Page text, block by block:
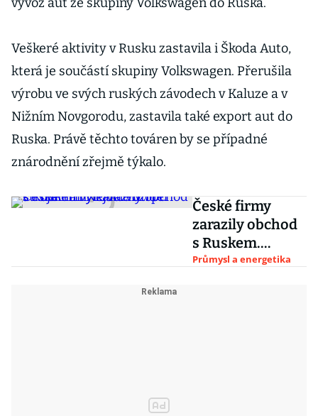
Veškeré aktivity v Rusku zastavila i Škoda Auto,
která je součástí skupiny Volkswagen. Přerušila
výrobu ve svých ruských závodech v Kaluze a v
Nižním Novgorodu, zastavila také export aut do
Ruska. Právě těchto továren by se případné
znárodnění zřejmě týkalo.
České firmy
zarazily obchod
s Ruskem.
Nejvíce utrpí
Průmysl a energetika